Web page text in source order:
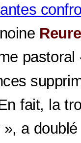
Reure
pastoral
fait, la
a